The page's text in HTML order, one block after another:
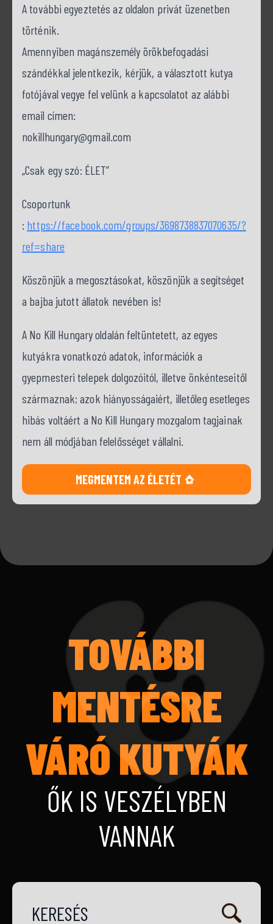
A további egyeztetés az oldalon privát üzenetben
történik.
Amennyiben magánszemély örökbefogadási
szándékkal jelentkezik, kérjük, a választott kutya
fotójával vegye fel velünk a kapcsolatot az alábbi
email címen:
nokillhungary@gmail.com
„Csak egy szó: ÉLET”
Csoportunk
: https://facebook.com/groups/3698738837070635/?
ref=share
Köszönjük a megosztásokat, köszönjük a segítséget
a bajba jutott állatok nevében is!
A No Kill Hungary oldalán feltüntetett, az egyes
kutyákra vonatkozó adatok, információk a
gyepmesteri telepek dolgozóitól, illetve önkénteseitől
származnak; azok hiányosságaiért, illetőleg esetleges
hibás voltáért a No Kill Hungary mozgalom tagjainak
nem áll módjában felelősséget vállalni.
MEGMENTEM AZ ÉLETÉT
TOVÁBBI
MENTÉSRE
VÁRÓ KUTYÁK
ŐK IS VESZÉLYBEN
VANNAK
KERESÉS